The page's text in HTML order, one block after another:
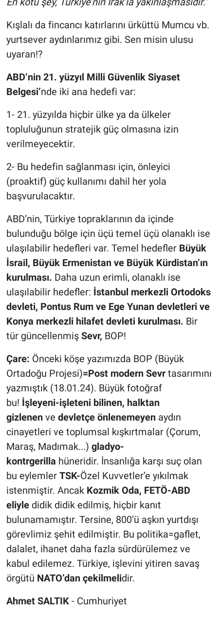
Kışlalı da fincancı katırlarını ürküttü Mumcu vb.
yurtsever aydınlarımız gibi. Sen misin ulusu
uyaran!?
ABD’nin 21. yüzyıl Milli Güvenlik Siyaset
Belgesi’nde iki ana hedefi var:
1- 21. yüzyılda hiçbir ülke ya da ülkeler
topluluğunun stratejik güç olmasına izin
verilmeyecektir.
2- Bu hedefin sağlanması için, önleyici
(proaktif) güç kullanımı dahil her yola
başvurulacaktır.
ABD’nin, Türkiye topraklarının da içinde
bulunduğu bölge için üçü temel üçü olanaklı ise
ulaşılabilir hedefleri var. Temel hedefler Büyük
İsrail, Büyük Ermenistan ve Büyük Kürdistan’ın
kurulması. Daha uzun erimli, olanaklı ise
ulaşılabilir hedefler: İstanbul merkezli Ortodoks
devleti, Pontus Rum ve Ege Yunan devletleri ve
Konya merkezli hilafet devleti kurulması. Bir
tür güncellenmişSevr, BOP!
Çare: Önceki köşe yazımızda BOP (Büyük
Ortadoğu Projesi)=Post modern Sevrtasarımını
yazmıştık (18.01.24). Büyük fotoğraf
bu! İşleyeni-işleteni bilinen, halktan
gizlenenve devletçe önlenemeyenaydın
cinayetleri ve toplumsal kışkırtmalar (Çorum,
Maraş, Madımak...) gladyo-
kontrgerilla hüneridir. İnsanlığa karşı suç olan
bu eylemler TSK-Özel Kuvvetler’e yıkılmak
istenmiştir. Ancak Kozmik Oda, FETÖ-ABD
eliyledidik didik edilmiş, hiçbir kanıt
bulunamamıştır. Tersine, 800’ü aşkın yurtdışı
görevlimiz şehit edilmiştir. Bu politika=gaflet,
dalalet, ihanet daha fazla sürdürülemez ve
kabul edilemez. Türkiye, işlevini yitiren savaş
örgütü NATO’dan çekilmelidir.
Ahmet SALTIK- Cumhuriyet